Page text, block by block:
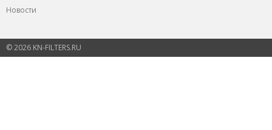
Новости
© 2026 KN-FILTERS.RU